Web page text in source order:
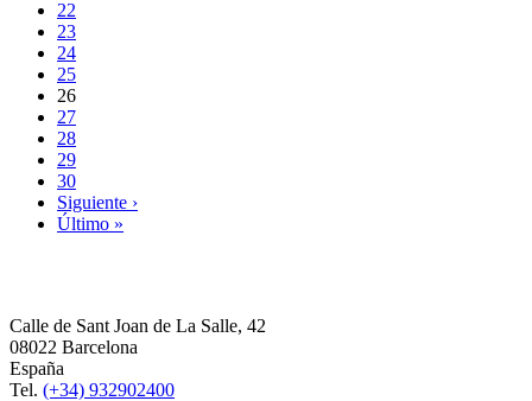
22
23
24
25
26
27
28
29
30
Siguiente ›
Último »
Calle de Sant Joan de La Salle, 42
08022 Barcelona
España
Tel. (+34) 932902400